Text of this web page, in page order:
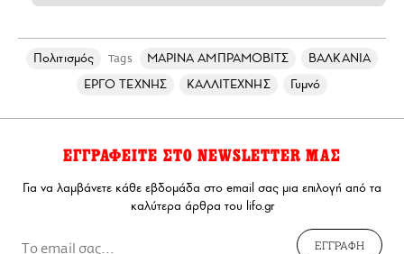
Πολιτισμός Tags ΜΑΡΙΝΑ ΑΜΠΡΑΜΟΒΙΤΣ
ΒΑΛΚΑΝΙΑ
ΕΡΓΟ ΤΕΧΝΗΣ
ΚΑΛΛΙΤΕΧΝΗΣ Γυμνό
ΕΓΓΡΑΦΕΙΤΕ ΣΤΟ NEWSLETTER ΜΑΣ
Για να λαμβάνετε κάθε εβδομάδα στο email σας μια επιλογή από τα
καλύτερα άρθρα του lifo.gr
ΕΓΓΡΑΦΗ